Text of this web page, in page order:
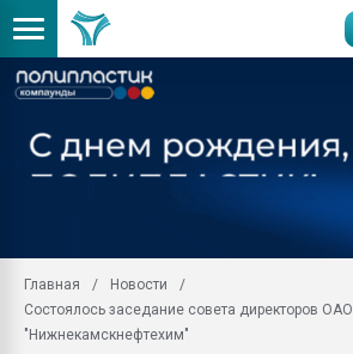
Главная
Новости
Состоялось заседание совета директоров ОАО
"Нижнекамскнефтехим"